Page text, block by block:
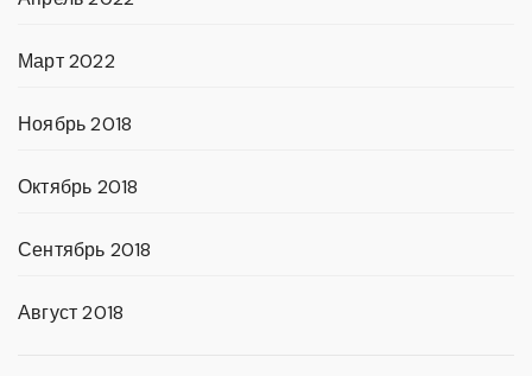
Март 2022
Ноябрь 2018
Октябрь 2018
Сентябрь 2018
Август 2018